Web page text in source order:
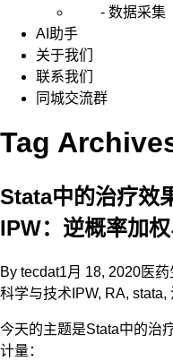
- 数据采集
AI助手
关于我们
联系我们
同城交流群
Tag
Stata中的治疗效
IPW：逆概率加
By tecdat1月 18, 2020医
科学与技术 IPW, RA, stata,
今天的主题是Stata中的治
计量：